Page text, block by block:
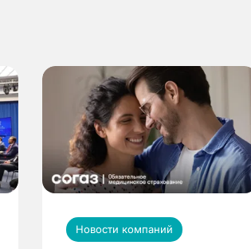
Новости компаний